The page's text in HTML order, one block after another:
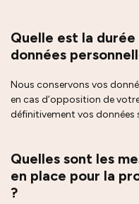
Quelle est la
données
Nous conservons vos
en cas d’opposition de
définitivement vos données
Quelles sont les
en place pour la
?